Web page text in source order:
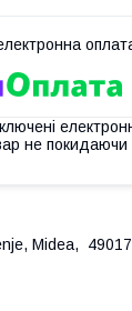
не покидаючи
Midea,